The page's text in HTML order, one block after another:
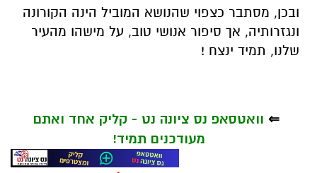
ובכן, מסתבר כצפוי שהנושא המוביל הינה הקורונה
ונגזרותיה, אך סיפור אנושי טוב, על מישהו מהעיר
שלנו, תמיד ינצח !
⇐ וואטסאפ נס ציונה נט - קליק אחד ואתם
מעודכנים תמיד!